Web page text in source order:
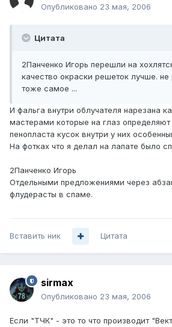
Опубликовано 23 мая, 2006
Цитата
2Панченко Игорь перешли на
качество окраски решеток лучше.
тоже самое ...
И фальга внутри облучателя нарезана
мастерами которые на глаз
пенопласта кусок внутри у них
На фотках что я делал на лапате было
2Панченко Игорь
Отдельными предложениями через
флудерасты в спаме.
Вставить ник Цитата
sirmax
Опубликовано 23 мая, 2006
Если "ТЧК" - это то что производит